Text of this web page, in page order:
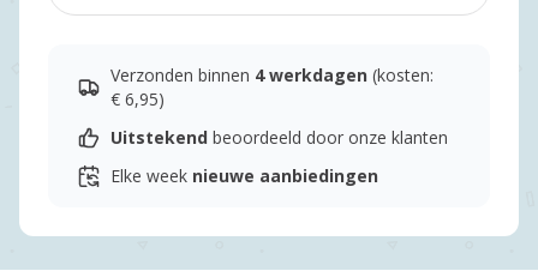
Verzonden binnen 4 werkdagen (kosten:
€ 6,95)
Uitstekend beoordeeld door onze klanten
Elke week nieuwe aanbiedingen